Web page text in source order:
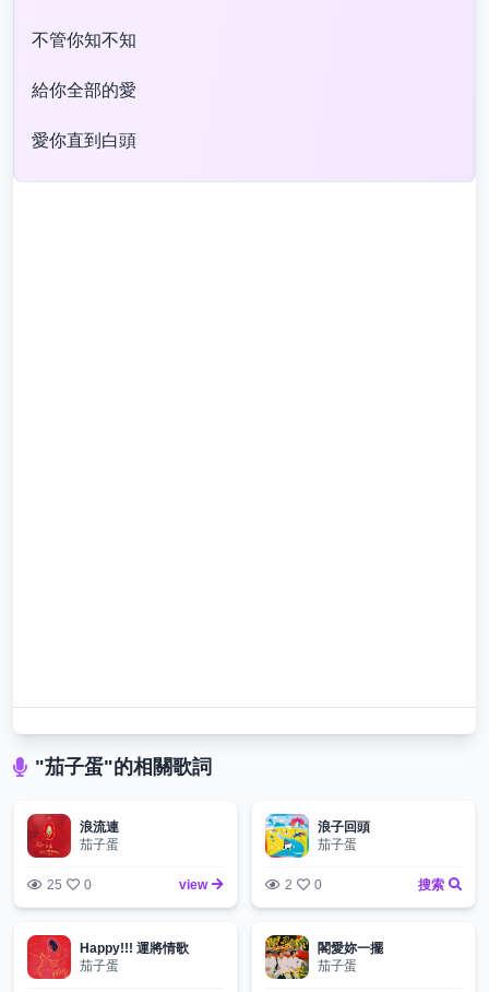
不管你知不知
給你全部的愛
愛你直到白頭
"茄子蛋"的相關歌詞
浪流連
茄子蛋
25 0 view
浪子回頭
茄子蛋
2 0 搜索
Happy!!! 運將情歌
茄子蛋
閣愛妳一擺
茄子蛋